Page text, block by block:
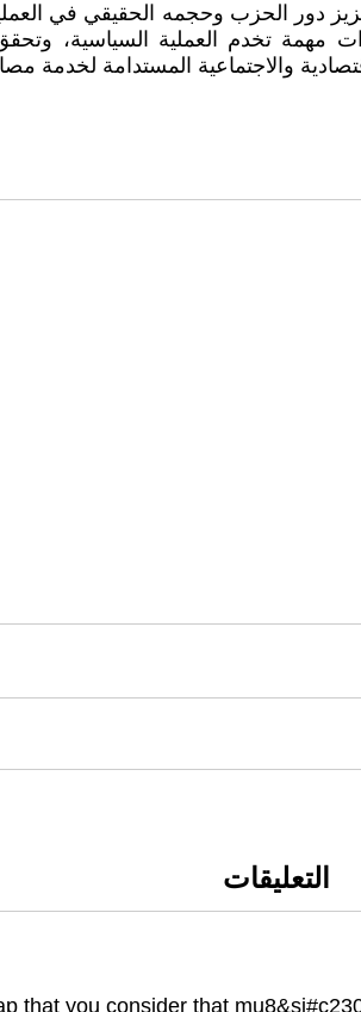
دور الحزب وحجمه الحقيقي في
مهمة تخدم العملية السياسية،
والاجتماعية المستدامة
التعليقات
that you consider that